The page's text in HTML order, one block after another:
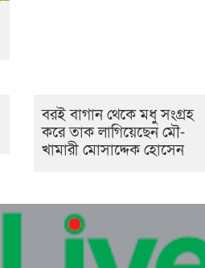
বরই বাগান থেকে মধু সংগ্রহ
করে তাক লাগিয়েছেন মৌ-
খামারী মোসাদ্দেক হোসেন